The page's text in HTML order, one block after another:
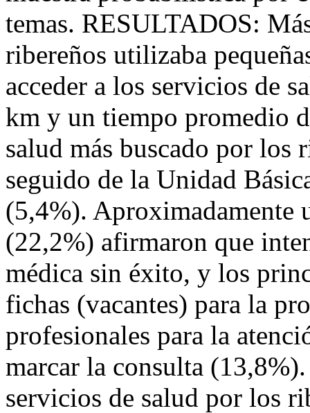
temas. RESULTADOS:
ribereños utilizaba
acceder a los servicios de
km y un tiempo promedio
salud más buscado por los
seguido de la Unidad
(5,4%). Aproximadamente
(22,2%) afirmaron que
médica sin éxito, y los
fichas (vacantes) para la
profesionales para la
marcar la consulta
servicios de salud por los